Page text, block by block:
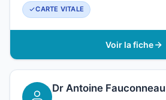
CARTE VITALE
Voir la fiche
Dr Antoine Fauconneau